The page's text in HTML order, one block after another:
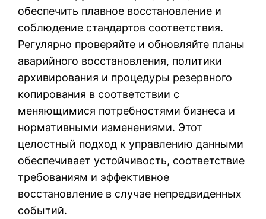
обеспечить плавное восстановление и
соблюдение стандартов соответствия.
Регулярно проверяйте и обновляйте планы
аварийного восстановления, политики
архивирования и процедуры резервного
копирования в соответствии с
меняющимися потребностями бизнеса и
нормативными изменениями. Этот
целостный подход к управлению данными
обеспечивает устойчивость, соответствие
требованиям и эффективное
восстановление в случае непредвиденных
событий.